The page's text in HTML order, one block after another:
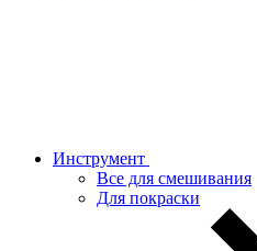
Инструмент
Все для смешивания
Для покраски